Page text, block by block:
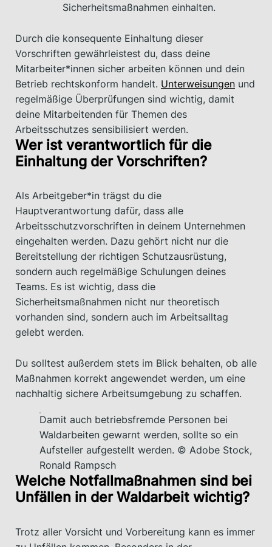
Sicherheitsmaßnahmen einhalten.
Durch die konsequente Einhaltung dieser
Vorschriften gewährleistest du, dass deine
Mitarbeiter*innen sicher arbeiten können und dein
Betrieb rechtskonform handelt. Unterweisungen und
regelmäßige Überprüfungen sind wichtig, damit
deine Mitarbeitenden für Themen des
Arbeitsschutzes sensibilisiert werden.
Wer ist verantwortlich für die
Einhaltung der Vorschriften?
Als Arbeitgeber*in trägst du die
Hauptverantwortung dafür, dass alle
Arbeitsschutzvorschriften in deinem Unternehmen
eingehalten werden. Dazu gehört nicht nur die
Bereitstellung der richtigen Schutzausrüstung,
sondern auch regelmäßige Schulungen deines
Teams. Es ist wichtig, dass die
Sicherheitsmaßnahmen nicht nur theoretisch
vorhanden sind, sondern auch im Arbeitsalltag
gelebt werden.
Du solltest außerdem stets im Blick behalten, ob alle
Maßnahmen korrekt angewendet werden, um eine
nachhaltig sichere Arbeitsumgebung zu schaffen.
Damit auch betriebsfremde Personen bei
Waldarbeiten gewarnt werden, sollte so ein
Aufsteller aufgestellt werden. © Adobe Stock,
Ronald Rampsch
Welche Notfallmaßnahmen sind bei
Unfällen in der Waldarbeit wichtig?
Trotz aller Vorsicht und Vorbereitung kann es immer